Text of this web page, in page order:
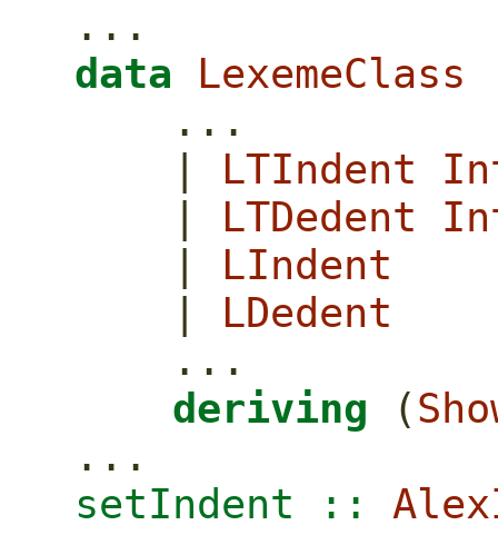
...
data
LexemeClass
...
LTIndent
LTDedent
LIndent
LDedent
...
deriving (
...
setIndent ::